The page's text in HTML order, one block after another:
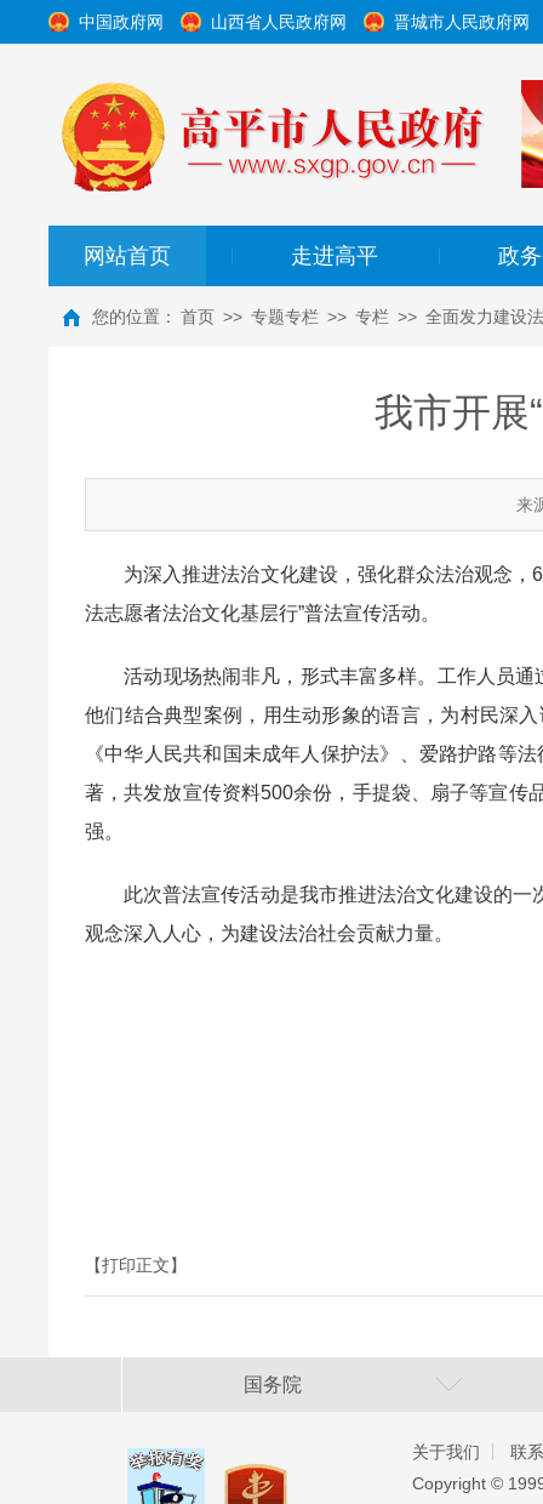
中国政府网 山西省人民政府网 晋城市人民政府网
网站首页 走进高平 政
您的位置： 首页 >> 专题专栏 >> 专栏 >> 全面发力建设
我市开展
来
为深入推进法治文化建设，强化群众法治观念，6
法志愿者法治文化基层行”普法宣传活动。
活动现场热闹非凡，形式丰富多样。工作人员通
他们结合典型案例，用生动形象的语言，为村民深
《中华人民共和国未成年人保护法》、爱路护路等
著，共发放宣传资料500余份，手提袋、扇子等宣传
强。
此次普法宣传活动是我市推进法治文化建设的一
观念深入人心， 为建设法治社会贡献力量。
【打印正文】
国务院
关于我们
联
Copyright ©️